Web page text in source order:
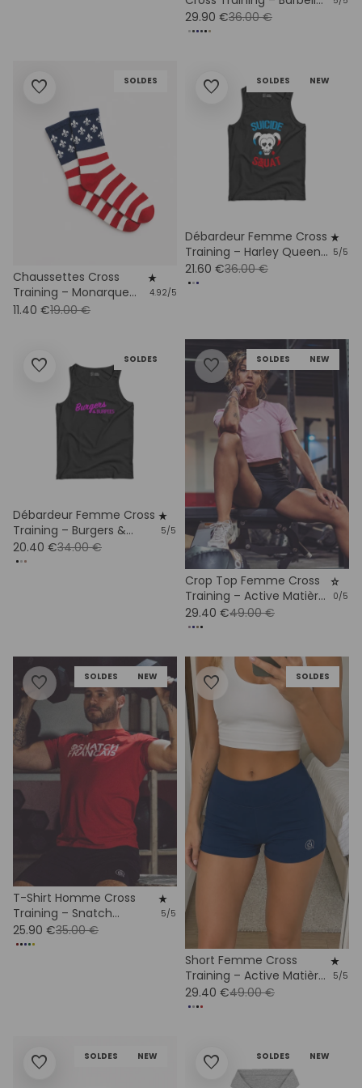
Moustache
29.90 €36.00 €
SOLDES
favorite
Chaussettes Cross
Training – Monarque
Coton Bio
star_rate
4.92/5
11.40 €19.00 €
SOLDES NEW
favorite
Débardeur Femme Cross
Training – Harley Queen
Coton Bio
star_rate
5/5
21.60 €36.00 €
SOLDES
favorite
Débardeur Femme Cross
Training – Burgers &
Burpees Coton Bio
star_rate
5/5
20.40 €34.00 €
SOLDES NEW
favorite
Crop Top Femme Cross
Training – Active Matières
Recyclées
star_rate
0/5
29.40 €49.00 €
SOLDES NEW
favorite
T-Shirt Homme Cross
Training – Snatch
Evolution
star_rate
5/5
25.90 €35.00 €
SOLDES
favorite
Short Femme Cross
Training – Active Matières
Recyclées
star_rate
5/5
29.40 €49.00 €
SOLDES NEW
favorite SOLDES NEW
favorite